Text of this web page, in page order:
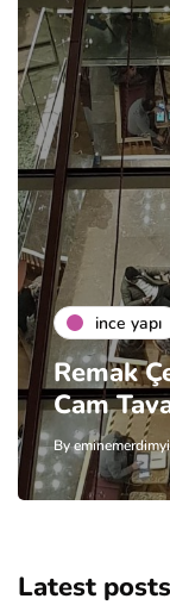
i̇nce yapı
Remak
Cam
By
Latest posts